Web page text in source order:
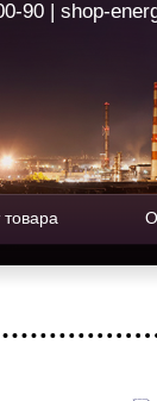
90 | shop-
товара